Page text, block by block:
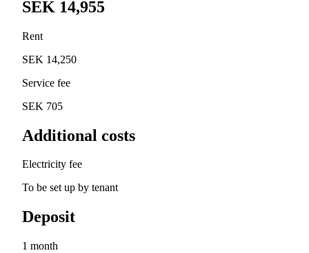
SEK 14,955
Rent
SEK 14,250
Service fee
SEK 705
Additional costs
Electricity fee
To be set up by tenant
Deposit
1 month